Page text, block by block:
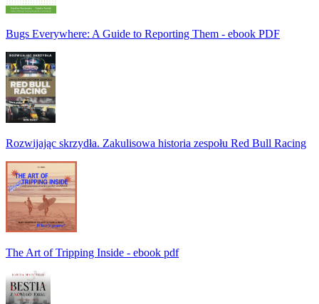
Bugs Everywhere: A Guide to Reporting Them - ebook PDF
Rozwijając skrzydła. Zakulisowa historia zespołu Red Bull Racing
The Art of Tripping Inside - ebook pdf